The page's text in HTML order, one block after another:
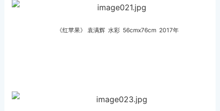
《红苹果》 袁满辉 水彩 56cmx76cm 2017年